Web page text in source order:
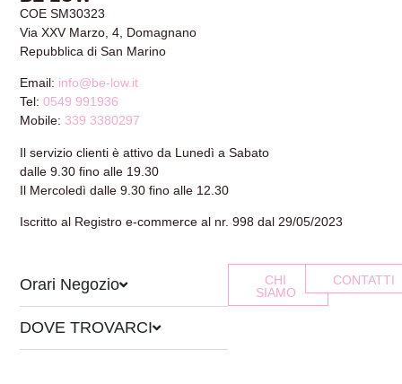
COE SM30323
Via XXV Marzo, 4, Domagnano
Repubblica di San Marino
Email: info@be-low.it
Tel:0549 991936
Mobile: 339 3380297
Il servizio clienti è attivo da Lunedì a Sabato
dalle 9.30 fino alle 19.30
Il Mercoledì dalle 9.30 fino alle 12.30
Iscritto al Registro e-commerce al nr. 998 dal 29/05/2023
Orari Negozio
DOVE TROVARCI
CHI
SIAMO
CONTATTI